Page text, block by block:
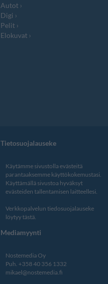
Autot
Digi
Pelit
Elokuvat
Tietosuojalauseke
Käytämme sivustolla evästeitä
parantaaksemme käyttökokemustasi.
Käyttämällä sivustoa hyväksyt
evästeiden tallentamisen laitteellesi.
Verkkopalvelun tiedosuojalauseke
löytyy tästä
Mediamyynti
Nostemedia Oy
Puh. +358 40 356 1332
mikael@nostemedia.fi